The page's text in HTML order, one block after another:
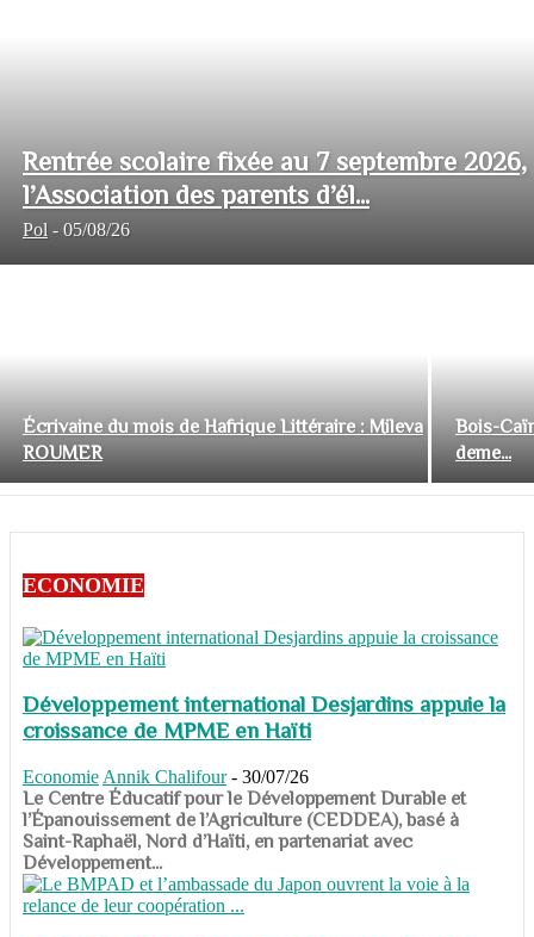
Rentrée scolaire fixée au 7 septembre 2026,
l’Association des parents d’él...
Pol - 05/08/26
Écrivaine du mois de Hafrique Littéraire : Mileva
ROUMER
Bois-
deme...
ECONOMIE
Développement international Desjardins appuie la
croissance de MPME en Haïti
Economie Annik Chalifour - 30/07/26
​​​​​​​Le Centre Éducatif pour le Développement Durable et
l’Épanouissement de l’Agriculture (CEDDEA), basé à
Saint-Raphaël, Nord d’Haïti, en partenariat avec
Développement...